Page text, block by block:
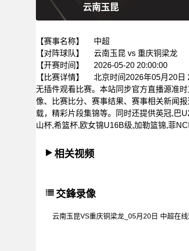
云南玉昆
【赛事名称】
中超
【对阵球队】
云南玉昆 vs 重庆铜梁龙
【开赛时间】
2026-05-20 20:00:00
【比赛详情】
北京时间2026年05月20日
无插件观看比赛。本站同步官方直播源准
像、比赛比分、赛事结果、赛事相关新闻
载，精彩片段集锦等。同时还提供英冠,巴
山杯,希篮杯,欧女锦U16B级,加勒篮锦,菲
相关视频
交鋒录像
云南玉昆VS重庆铜梁龙_05月20日 中超在